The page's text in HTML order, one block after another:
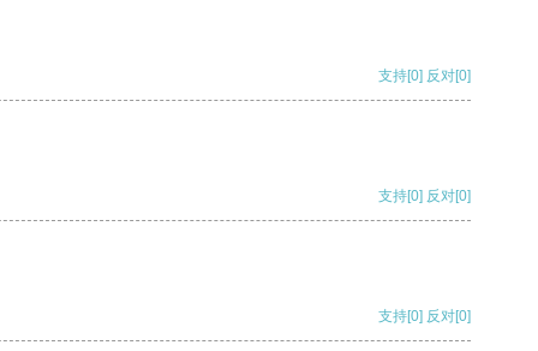
支持[0] 反对[0]
支持[0] 反对[0]
支持[0] 反对[0]